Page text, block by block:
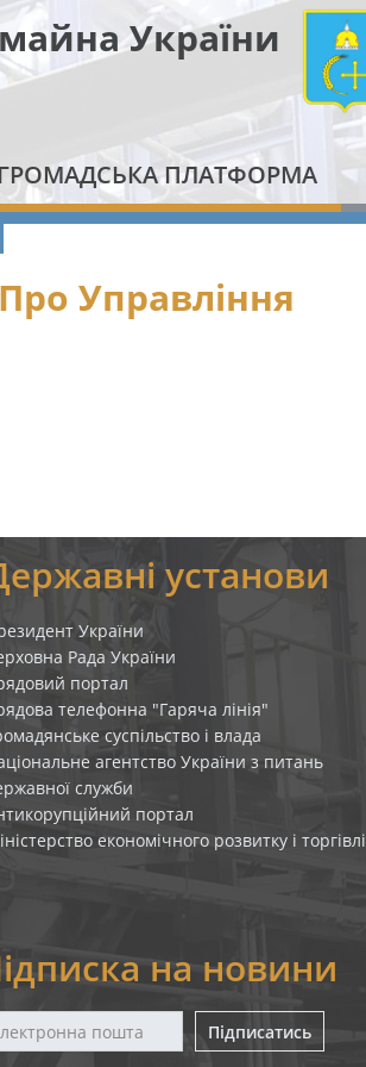
України
ГРОМАДСЬКА ПЛАТФОРМА
Про Управління
установи
України
Рада України
портал
телефонна "Гаряча лінія"
суспільство і влада
агентство України з питань
служби
портал
економічного розвитку і торгівлі
на новини
Підписатись